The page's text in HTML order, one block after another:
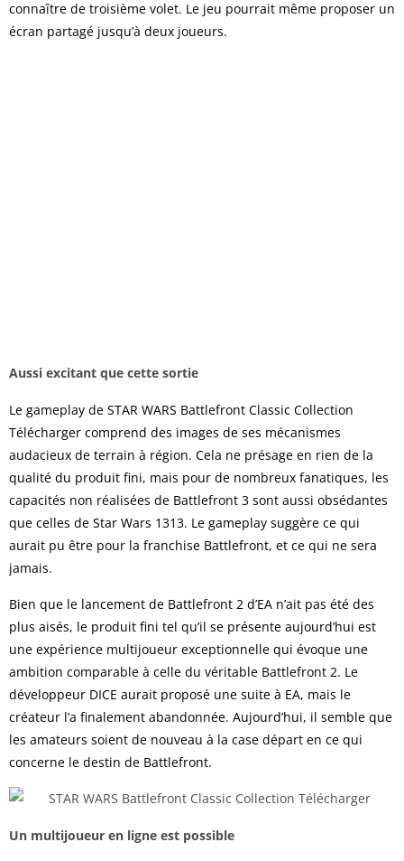
connaître de troisième volet. Le jeu pourrait même proposer un
écran partagé jusqu’à deux joueurs.
Aussi excitant que cette sortie
Le gameplay de STAR WARS Battlefront Classic Collection
Télécharger comprend des images de ses mécanismes
audacieux de terrain à région. Cela ne présage en rien de la
qualité du produit fini, mais pour de nombreux fanatiques, les
capacités non réalisées de Battlefront 3 sont aussi obsédantes
que celles de Star Wars 1313. Le gameplay suggère ce qui
aurait pu être pour la franchise Battlefront, et ce qui ne sera
jamais.
Bien que le lancement de Battlefront 2 d’EA n’ait pas été des
plus aisés, le produit fini tel qu’il se présente aujourd’hui est
une expérience multijoueur exceptionnelle qui évoque une
ambition comparable à celle du véritable Battlefront 2. Le
développeur DICE aurait proposé une suite à EA, mais le
créateur l’a finalement abandonnée. Aujourd’hui, il semble que
les amateurs soient de nouveau à la case départ en ce qui
concerne le destin de Battlefront.
Un multijoueur en ligne est possible